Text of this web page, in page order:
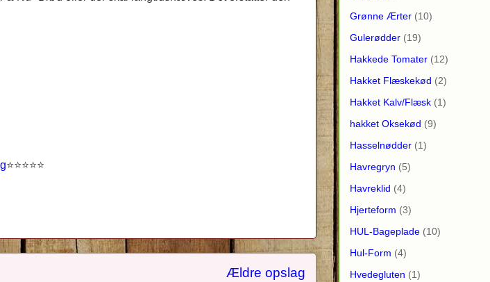
⭐⭐⭐⭐⭐
Ældre opslag
Grønne Ærter (10)
Gulerødder (19)
Hakkede Tomater (12)
Hakket Flæskekød (2)
Hakket Kalv/Flæsk (1)
hakket Oksekød (9)
Hasselnødder (1)
Havregryn (5)
Havreklid (4)
Hjerteform (3)
HUL-Bageplade (10)
Hul-Form (4)
Hvedegluten (1)